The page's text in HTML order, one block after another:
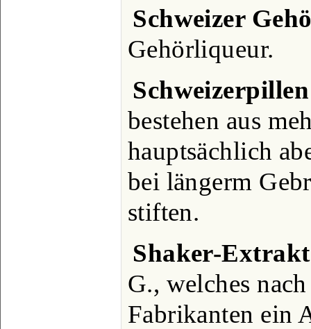
Schweizer
Gehörliqueur.
Schweizerpillen
bestehen aus
hauptsächlich
bei längerm
stiften.
Shaker-Extrakt
G., welches
Fabrikanten ein